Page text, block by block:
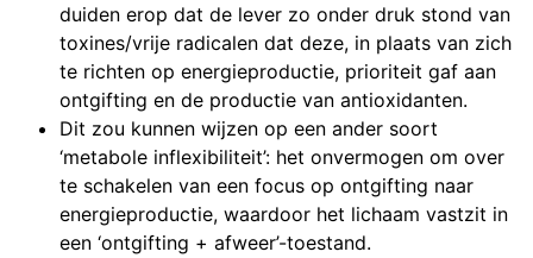
duiden erop dat de lever zo onder druk stond van
toxines/vrije radicalen dat deze, in plaats van zich
te richten op energieproductie, prioriteit gaf aan
ontgifting en de productie van antioxidanten.
Dit zou kunnen wijzen op een ander soort
‘metabole inflexibiliteit’: het onvermogen om over
te schakelen van een focus op ontgifting naar
energieproductie, waardoor het lichaam vastzit in
een ‘ontgifting + afweer’-toestand.